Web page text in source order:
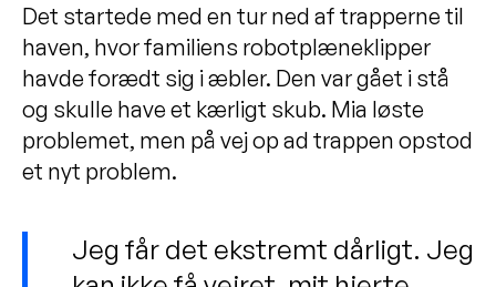
Det startede med en tur ned af trapperne til
haven, hvor familiens robotplæneklipper
havde forædt sig i æbler. Den var gået i stå
og skulle have et kærligt skub. Mia løste
problemet, men på vej op ad trappen opstod
et nyt problem.
Jeg får det ekstremt dårligt. Jeg